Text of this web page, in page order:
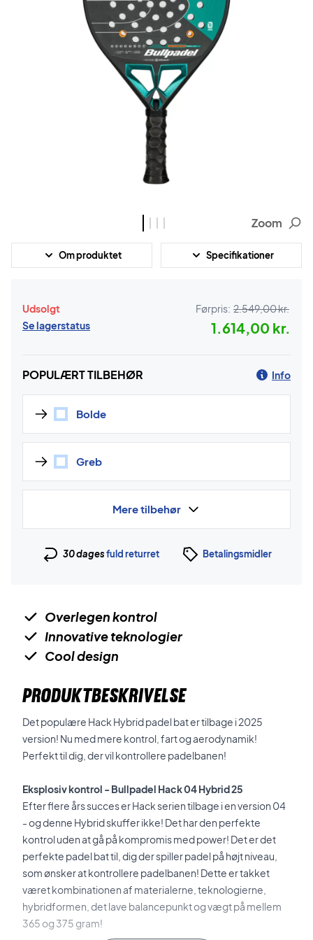
Zoom
Om produktet Specifikationer
Udsolgt
Se lagerstatus
Førpris: 2.549,00 kr.
1.614,00 kr.
POPULÆRT TILBEHØR Info
Bolde
Greb
Mere tilbehør
30 dagesfuld returret Betalingsmidler
Overlegen kontrol
Innovative teknologier
Cool design
PRODUKTBESKRIVELSE
Det populære Hack Hybridpadel bat er tilbage i 2025
version! Nu med mere kontrol, fart og aerodynamik!
Perfekt til dig, der vil kontrollere padelbanen!
Eksplosiv kontrol - Bullpadel Hack 04 Hybrid25
Efter flere års succes er Hack serien tilbage i en version 04
- og denne Hybrid skuffer ikke! Det har den perfekte
kontrol uden at gå på kompromis med power! Det er det
perfekte padel bat til, dig der spiller padel på højt niveau,
som ønsker at kontrollere padelbanen! Dette er takket
været kombinationen af materialerne, teknologierne,
hybridformen, det lave balancepunkt og vægt på mellem
365 og 375 gram!